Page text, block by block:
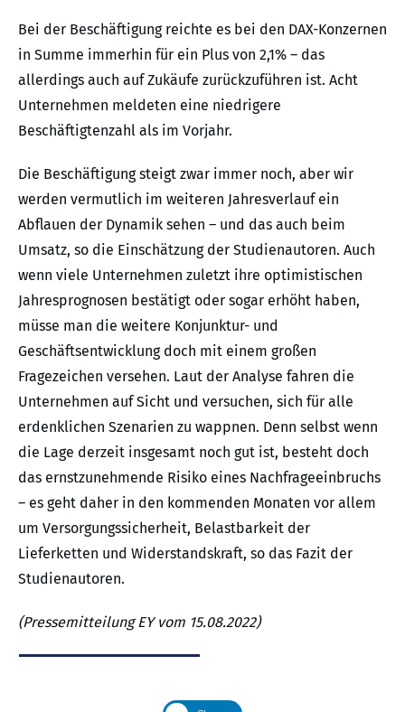
Bei der Beschäftigung reichte es bei den DAX-Konzernen
in Summe immerhin für ein Plus von 2,1% – das
allerdings auch auf Zukäufe zurückzuführen ist. Acht
Unternehmen meldeten eine niedrigere
Beschäftigtenzahl als im Vorjahr.
Die Beschäftigung steigt zwar immer noch, aber wir
werden vermutlich im weiteren Jahresverlauf ein
Abflauen der Dynamik sehen – und das auch beim
Umsatz, so die Einschätzung der Studienautoren. Auch
wenn viele Unternehmen zuletzt ihre optimistischen
Jahresprognosen bestätigt oder sogar erhöht haben,
müsse man die weitere Konjunktur- und
Geschäftsentwicklung doch mit einem großen
Fragezeichen versehen. Laut der Analyse fahren die
Unternehmen auf Sicht und versuchen, sich für alle
erdenklichen Szenarien zu wappnen. Denn selbst wenn
die Lage derzeit insgesamt noch gut ist, besteht doch
das ernstzunehmende Risiko eines Nachfrageeinbruchs
– es geht daher in den kommenden Monaten vor allem
um Versorgungssicherheit, Belastbarkeit der
Lieferketten und Widerstandskraft, so das Fazit der
Studienautoren.
(Pressemitteilung EY vom 15.08.2022)